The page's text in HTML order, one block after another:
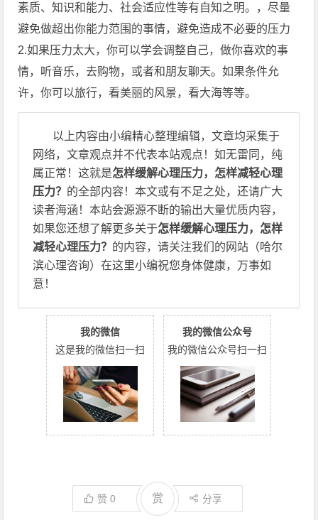
素质、知识和能力、社会适应性等有自知之明。，尽量
避免做超出你能力范围的事情，避免造成不必要的压力
2.如果压力太大，你可以学会调整自己，做你喜欢的事
情，听音乐，去购物，或者和朋友聊天。如果条件允
许，你可以旅行，看美丽的风景，看大海等等。
以上内容由小编精心整理编辑，文章均采集于
网络，文章观点并不代表本站观点！如无雷同，纯
属正常！这就是怎样缓解心理压力，怎样减轻心理
压力？ 的全部内容！本文或有不足之处，还请广大
读者海涵！本站会源源不断的输出大量优质内容，
如果您还想了解更多关于怎样缓解心理压力，怎样
减轻心理压力？ 的内容，请关注我们的网站（哈尔
滨心理咨询）在这里小编祝您身体健康，万事如
意！
我的微信
这是我的微信扫一扫
我的微信公众号
我的微信公众号扫一扫
赞0 赏 分享